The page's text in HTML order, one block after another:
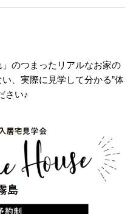
のつまったリアルなお家の
、実際に見学して分かる”体
さい♪